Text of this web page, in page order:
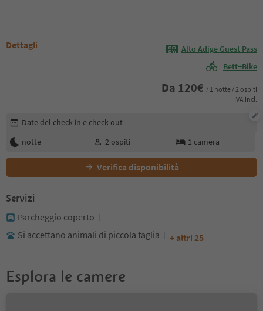
Dettagli
Alto Adige Guest Pass
Bett+Bike
Da 120€ / 1 notte / 2 ospiti
IVA incl.
Modifica i dettagli della prenotazione
Date del check-in e check-out
notte
2 ospiti 1 camera
Verifica disponibilità
Servizi
Parcheggio coperto
Si accettano animali di piccola taglia
+ altri 25
Esplora le camere